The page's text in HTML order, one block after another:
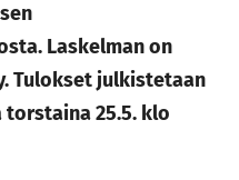
Laskelman on
Tulokset julkistetaan
25.5. klo